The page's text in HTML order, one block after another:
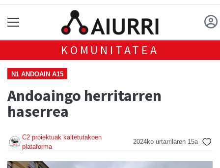
KOMUNITATEA
N1 ANDOAIN A15
Andoaingo herritarren
haserrea
C2 proiektuak kaltetutakoen
plataforma
2024ko urtarrilaren 15a